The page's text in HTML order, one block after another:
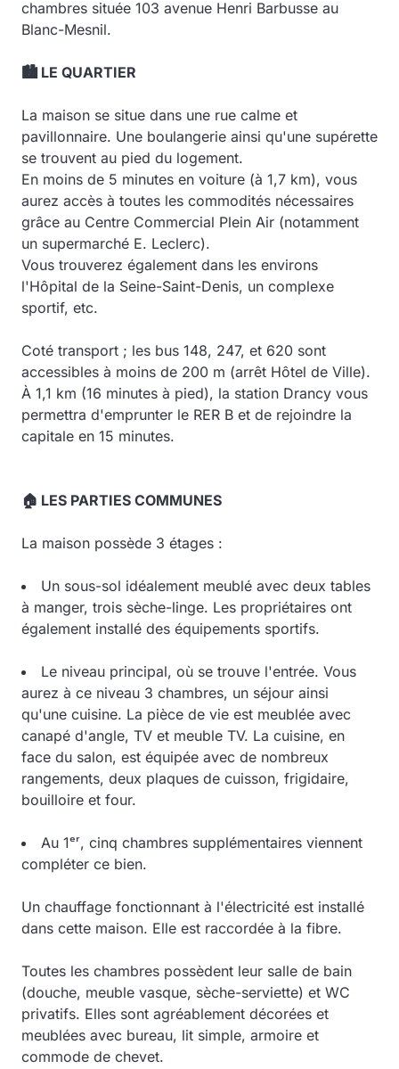
chambres située 103 avenue Henri Barbusse au
Blanc-Mesnil.
🏙️ LE QUARTIER
La maison se situe dans une rue calme et
pavillonnaire. Une boulangerie ainsi qu'une supérette
se trouvent au pied du logement.
En moins de 5 minutes en voiture (à 1,7 km), vous
aurez accès à toutes les commodités nécessaires
grâce au Centre Commercial Plein Air (notamment
un supermarché E. Leclerc).
Vous trouverez également dans les environs
l'Hôpital de la Seine-Saint-Denis, un complexe
sportif, etc.
Coté transport ; les bus 148, 247, et 620 sont
accessibles à moins de 200 m (arrêt Hôtel de Ville).
À 1,1 km (16 minutes à pied), la station Drancy vous
permettra d'emprunter le RER B et de rejoindre la
capitale en 15 minutes.
🏠 LES PARTIES COMMUNES
La maison possède 3 étages :
Un sous-sol idéalement meublé avec deux tables
à manger, trois sèche-linge. Les propriétaires ont
également installé des équipements sportifs.
Le niveau principal, où se trouve l'entrée. Vous
aurez à ce niveau 3 chambres, un séjour ainsi
qu'une cuisine. La pièce de vie est meublée avec
canapé d'angle, TV et meuble TV. La cuisine, en
face du salon, est équipée avec de nombreux
rangements, deux plaques de cuisson, frigidaire,
bouilloire et four.
Au 1ᵉʳ, cinq chambres supplémentaires viennent
compléter ce bien.
Un chauffage fonctionnant à l'électricité est installé
dans cette maison. Elle est raccordée à la fibre.
Toutes les chambres possèdent leur salle de bain
(douche, meuble vasque, sèche-serviette) et WC
privatifs. Elles sont agréablement décorées et
meublées avec bureau, lit simple, armoire et
commode de chevet.